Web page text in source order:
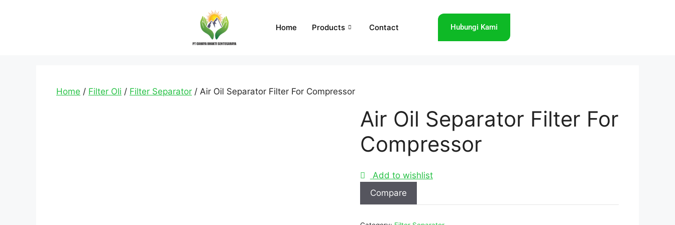
Home Products Contact Hubungi Kami
Home / Filter Oli / Filter Separator / Air Oil Separator Filter For Compressor
Air Oil Separator Filter For
Compressor
Add to wishlist
Compare